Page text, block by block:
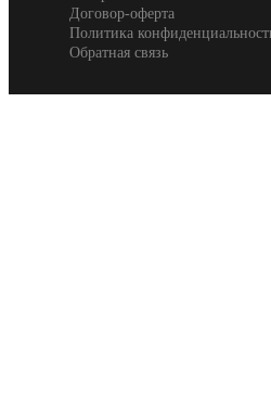
Договор-оферта
Политика
Обратная связь